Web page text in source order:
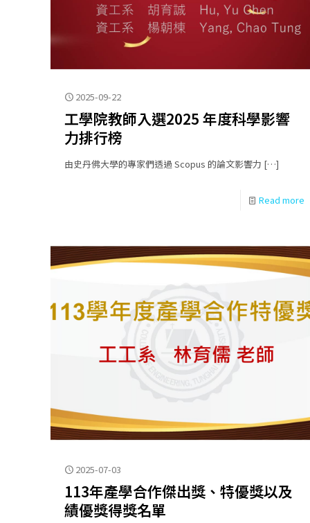
2025-09-22
工學院教師入選2025 年度科學影響
力排行榜
由史丹佛大學的專家們透過 Scopus 的論文影響力 […]
Read more
2025-07-03
113年產學合作傑出獎、特優獎以及
績優獎得獎名單